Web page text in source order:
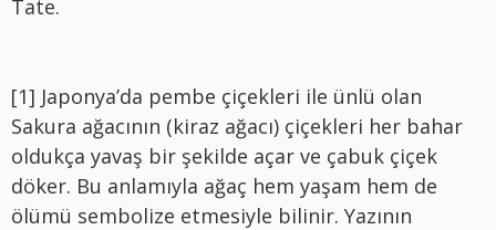
Tate.
[1] Japonya’da pembe çiçekleri ile ünlü olan
Sakura ağacının (kiraz ağacı) çiçekleri her bahar
oldukça yavaş bir şekilde açar ve çabuk çiçek
döker. Bu anlamıyla ağaç hem yaşam hem de
ölümü sembolize etmesiyle bilinir. Yazının